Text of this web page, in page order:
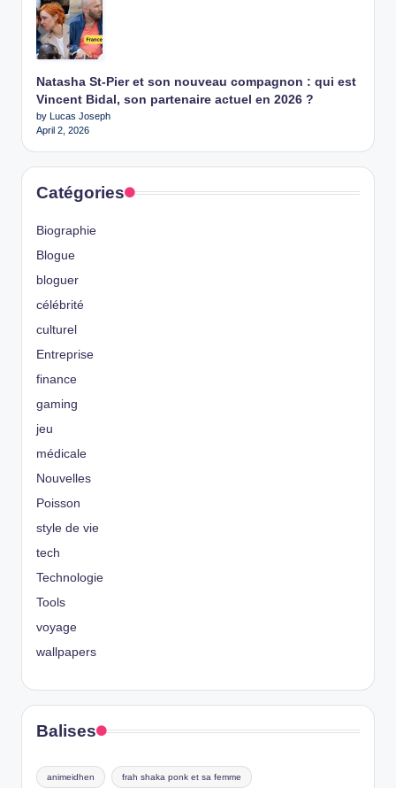
Natasha St-Pier et son nouveau compagnon : qui est
Vincent Bidal, son partenaire actuel en 2026 ?
by Lucas Joseph
April 2, 2026
Catégories
Biographie
Blogue
bloguer
célébrité
culturel
Entreprise
finance
gaming
jeu
médicale
Nouvelles
Poisson
style de vie
tech
Technologie
Tools
voyage
wallpapers
Balises
animeidhen frah shaka ponk et sa femme